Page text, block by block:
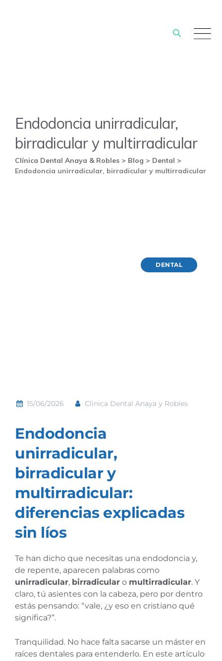
Endodoncia unirradicular,
birradicular y multirradicular
Clínica Dental Anaya & Robles > Blog > Dental >
Endodoncia unirradicular, birradicular y multirradicular
DENTAL
15/06/2026 Clinica Dental Anaya y Robles
Endodoncia
unirradicular,
birradicular y
multirradicular:
diferencias explicadas
sin líos
Te han dicho que necesitas una endodoncia y,
de repente, aparecen palabras como
unirradicular, birradicular o multirradicular. Y
claro, tú asientes con la cabeza, pero por dentro
estás pensando: “vale, ¿y eso en cristiano qué
significa?”.
Tranquilidad. No hace falta sacarse un máster en
raíces dentales para entenderlo. En este artículo